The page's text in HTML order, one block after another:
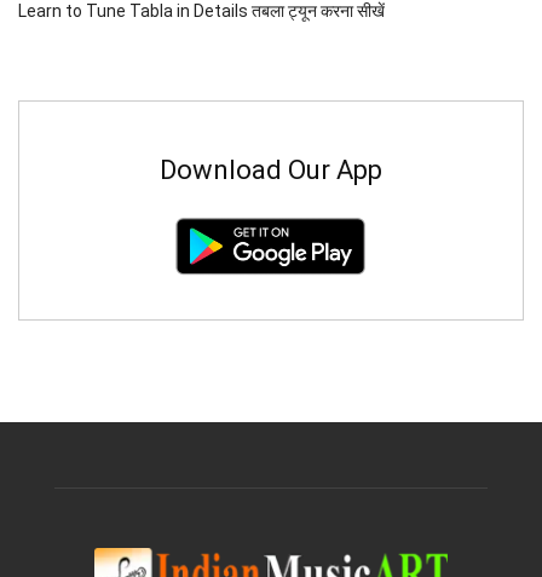
Learn to Tune Tabla in Details तबला ट्यून करना सीखें
Download Our App